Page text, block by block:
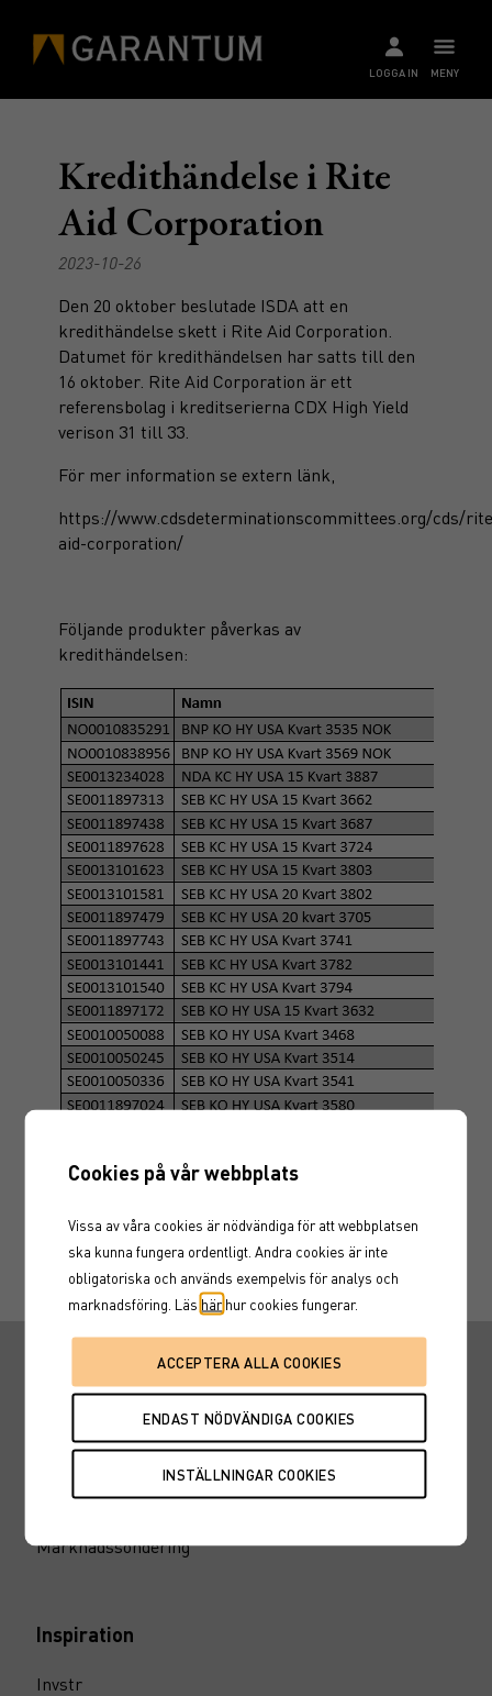
MENY
LOGGA IN
Kredithändelse i Rite
Aid Corporation
2023-10-26
Den 20 oktober beslutade ISDA att en
kredithändelse skett i Rite Aid Corporation.
Datumet för kredithändelsen har satts till den
16 oktober. Rite Aid Corporation är ett
referensbolag i kreditserierna CDX High Yield
verison 31 till 33.
För mer information se extern länk,
https://www.cdsdeterminationscommittees.org/cds/
aid-corporation/
Följande produkter påverkas av
kredithändelsen:
Hitta en rådgivare
Fondtorget
Marknadskurser
Karriär
Marknadssondering
Inspiration
Invstr
Cookies på vår webbplats
Vissa av våra cookies är nödvändiga för att webbplatsen
ska kunna fungera ordentligt. Andra cookies är inte
obligatoriska och används exempelvis för analys och
marknadsföring. Läs härhur cookies fungerar.